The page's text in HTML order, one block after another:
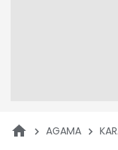
AGAMA